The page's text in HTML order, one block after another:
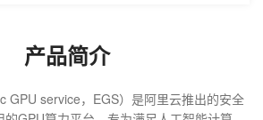
产品简介
GPU service，EGS）是阿里云推出的安全